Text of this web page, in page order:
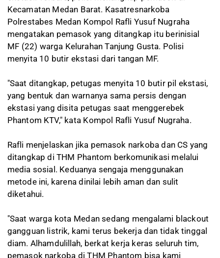
Kecamatan Medan Barat. Kasatresnarkoba
Polrestabes Medan Kompol Rafli Yusuf Nugraha
mengatakan pemasok yang ditangkap itu berinisial
MF (22) warga Kelurahan Tanjung Gusta. Polisi
menyita 10 butir ekstasi dari tangan MF.
"Saat ditangkap, petugas menyita 10 butir pil ekstasi,
yang bentuk dan warnanya sama persis dengan
ekstasi yang disita petugas saat menggerebek
Phantom KTV," kata Kompol Rafli Yusuf Nugraha.
Rafli menjelaskan jika pemasok narkoba dan CS yang
ditangkap di THM Phantom berkomunikasi melalui
media sosial. Keduanya sengaja menggunakan
metode ini, karena dinilai lebih aman dan sulit
diketahui.
"Saat warga kota Medan sedang mengalami blackout
gangguan listrik, kami terus bekerja dan tidak tinggal
diam. Alhamdulillah, berkat kerja keras seluruh tim,
pemasok narkoba di THM Phantom bisa kami